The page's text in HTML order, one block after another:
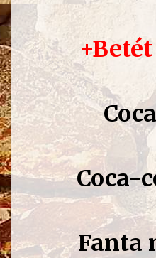
Coca-
Fanta